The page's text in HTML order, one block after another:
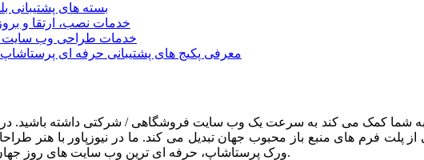
بسته های پشتیبانی
خدمات نصب، ارتقا و
خدمات طراحی وب سایت
معرفی پکیج های پشتیبانی حرفه ای پرستاشاپ
فرم های منبع باز محبوب جهان تبدیل می کند. ما در نیوزپاور با هنر
ورک پرستاشاپ، حرفه ای ترین وب سایت های روز جهان را برای شما طراحی می کنیم.